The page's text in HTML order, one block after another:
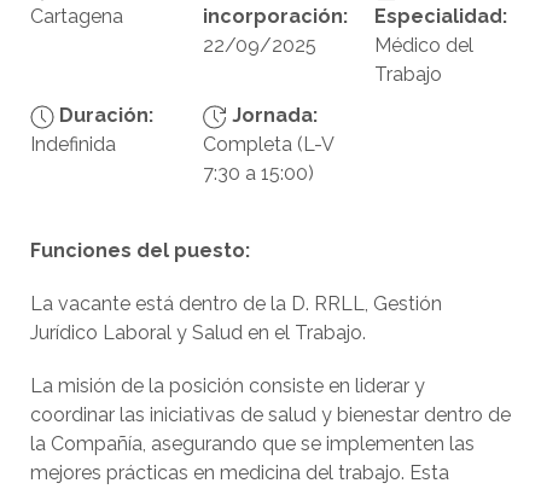
Cartagena
incorporación:
22/09/2025
Especialidad:
Médico del
Trabajo
Duración:
Indefinida
Jornada:
Completa (L-V
7:30 a 15:00)
Funciones del puesto:
La vacante está dentro de la D. RRLL, Gestión
Jurídico Laboral y Salud en el Trabajo.
La misión de la posición consiste en liderar y
coordinar las iniciativas de salud y bienestar dentro de
la Compañía, asegurando que se implementen las
mejores prácticas en medicina del trabajo. Esta